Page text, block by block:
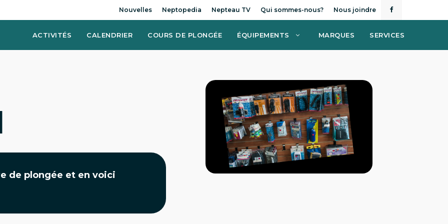
Nouvelles Neptopedia Nepteau TV Qui sommes-nous? Nous joindre
ACTIVITÉS CALENDRIER COURS DE PLONGÉE ÉQUIPEMENTS MARQUES SERVICES
de plongée et en voici